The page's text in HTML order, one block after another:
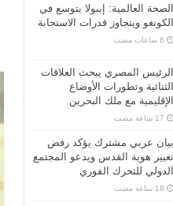
الصحة العالمية: إيبولا يتوسع في
الكونغو ويتجاوز قدرات الاستجابة
الرئيس المصري يبحث العلاقات
الثنائية وتطورات الأوضاع
الإقليمية مع ملك البحرين
بيان عربي مشترك يؤكد رفض
تغيير هوية القدس ويدعو المجتمع
الدولي للتحرك الفوري